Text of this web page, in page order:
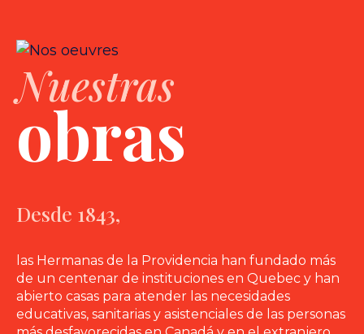
Nuestras
obras
Desde 1843,
las Hermanas de la Providencia han fundado más
de un centenar de instituciones en Quebec y han
abierto casas para atender las necesidades
educativas, sanitarias y asistenciales de las personas